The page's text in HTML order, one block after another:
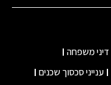
דיני משפחה
ענייני סכסוך שכנים